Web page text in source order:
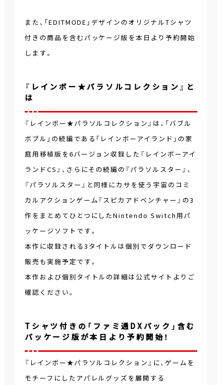
また、「EDITMODE」デザインのオリジナルTシャツ
付きの商品を含むパッケージ版を本日より予約開始
します。
『レインボー★パラソルコレクション』と
は
『レインボー★パラソルコレクション』は、「バブル
ボブル」の続編である「レインボーアイランド」の家
庭用移植版を6バージョン収録した『レインボーアイ
ランドCS』、さらにその続編の『パラソルスター』、
『パラソルスター』と同様にカサを使う宇宙のコミ
カルアクションゲーム『スピカアドベンチャー』の3
作をまとめてひとつにしたNintendo Switch用パ
ッケージソフトです。
本作に収録される3タイトルは個別でダウンロード
販売も実施予定です。
本作および個別タイトルの詳細は公式サイトよりご
確認ください。
Tシャツ付きの「ファミ通DXパック」含む
パッケージ版が本日より予約開始！
『レインボー★パラソルコレクション』に、ゲームを
モチーフにしたアパレルグッズを展開する